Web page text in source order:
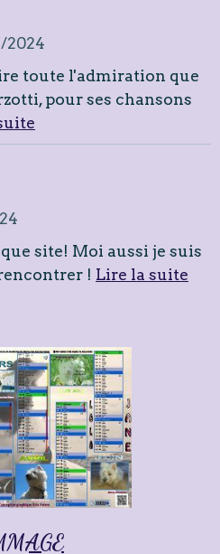
2024
toute l'admiration que
pour ses chansons
site! Moi aussi je suis
! Lire la suite